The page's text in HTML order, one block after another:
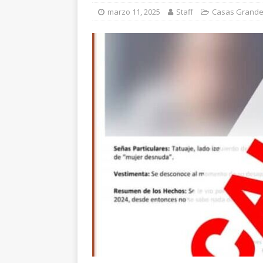
[ agosto 8, 2026 ] El
marzo 11, 2025 Staff Casas